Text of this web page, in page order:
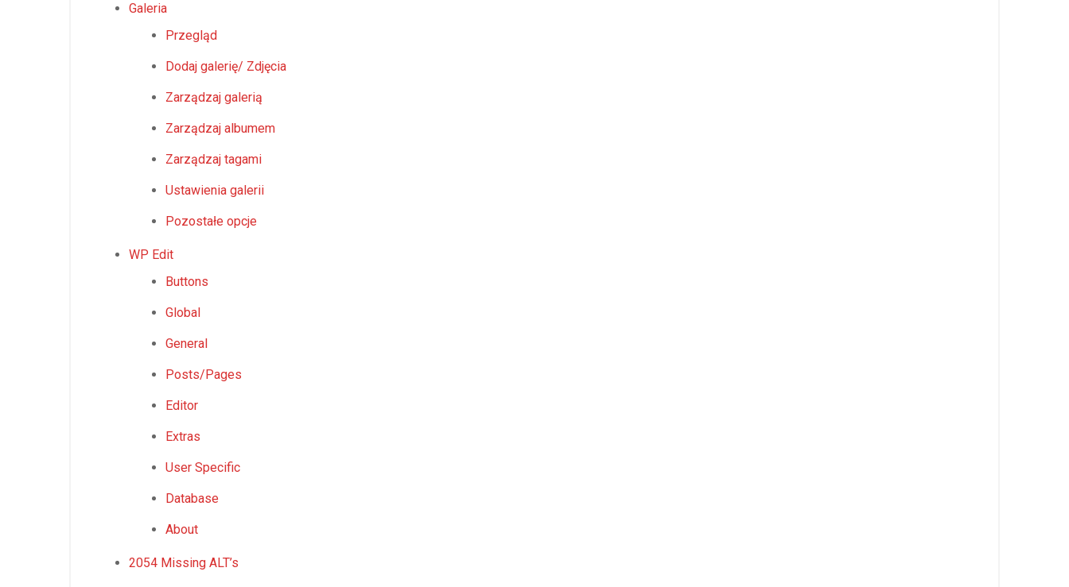
Galeria
Przegląd
Dodaj galerię/ Zdjęcia
Zarządzaj galerią
Zarządzaj albumem
Zarządzaj tagami
Ustawienia galerii
Pozostałe opcje
WP Edit
Buttons
Global
General
Posts/Pages
Editor
Extras
User Specific
Database
About
2054 Missing ALT’s